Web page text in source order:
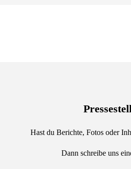
Hast du Berichte, Fotos oder
Dann schreibe uns